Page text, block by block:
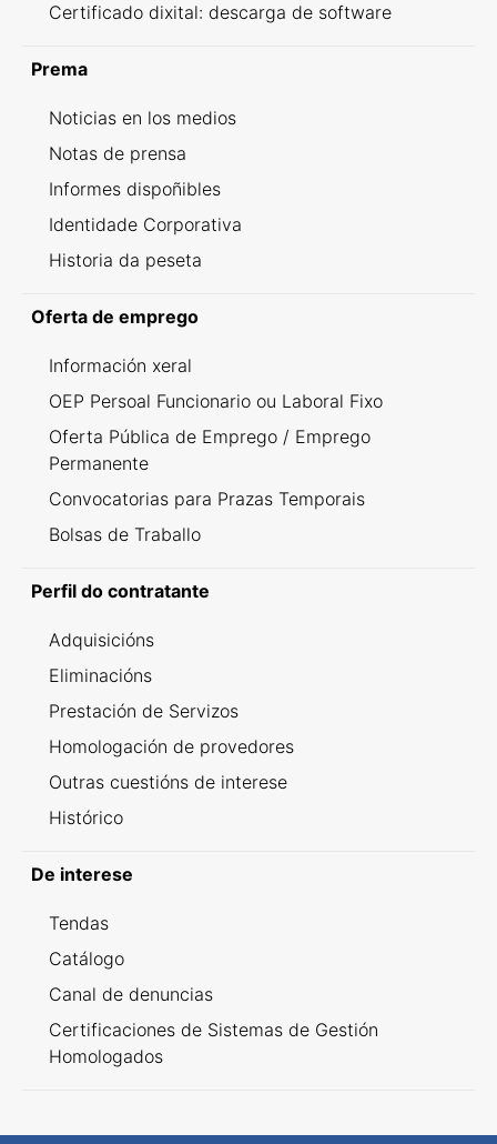
Certificado dixital: descarga de software
Prema
Noticias en los medios
Notas de prensa
Informes dispoñibles
Identidade Corporativa
Historia da peseta
Oferta de emprego
Información xeral
OEP Persoal Funcionario ou Laboral Fixo
Oferta Pública de Emprego / Emprego
Permanente
Convocatorias para Prazas Temporais
Bolsas de Traballo
Perfil do contratante
Adquisicións
Eliminacións
Prestación de Servizos
Homologación de provedores
Outras cuestións de interese
Histórico
De interese
Tendas
Catálogo
Canal de denuncias
Certificaciones de Sistemas de Gestión
Homologados